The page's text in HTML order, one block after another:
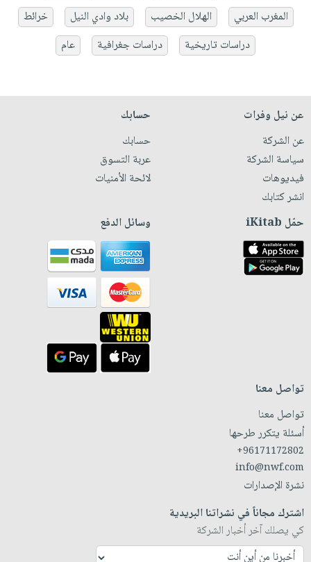
المغرب العربي
الهلال الخصيب بلاد وادي النيل
خرائط
دراسات تاريخية
دراسات جغرافية عام
عن نيل وفرات
عن الشركة
سياسة الشركة
فيديوهات
انشر كتابك
حسابك
حسابك
عربة التسوق
لائحة الأمنيات
حمّل iKitab وسائل الدفع
تواصل معنا
تواصل معنا
أسئلة يتكرر طرحها
+96171172802
info@nwf.com
نشرة الإصدارات
اشترك مجاناً في نشراتنا البريدية
كي يصلك آخر أخبار الشركة